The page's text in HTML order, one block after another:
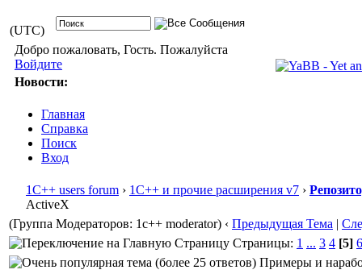
(UTC)
Добро пожаловать, Гость. Пожалуйста
Войдите
Новости:
Главная
Справка
Поиск
Вход
1С++ users forum › 1С++ и прочие расширения v7 ›
ActiveX
(Группа Модераторов: 1c++ moderator) ‹ Предыдущая Тема |
Страницы: 1 ... 3 4 [5] 6
Примеры и